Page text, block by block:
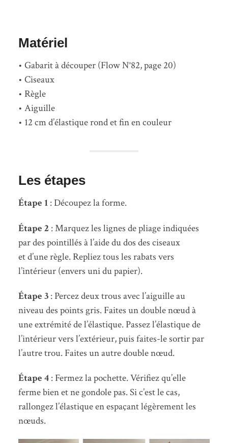
Matériel
• Gabarit à découper (Flow N°82, page 20)
• Ciseaux
• Règle
• Aiguille
• 12 cm d’élastique rond et fin en couleur
Les étapes
Étape 1: Découpez la forme.
Étape 2 : Marquez les lignes de pliage indiquées
par des pointillés à l’aide du dos des ciseaux
et d’une règle. Repliez tous les rabats vers
l’intérieur (envers uni du papier).
Étape 3: Percez deux trous avec l’aiguille au
niveau des points gris. Faites un double nœud à
une extrémité de l’élastique. Passez l’élastique de
l’intérieur vers l’extérieur, puis faites-le sortir par
l’autre trou. Faites un autre double nœud.
Étape 4: Fermez la pochette. Vérifiez qu’elle
ferme bien et ne gondole pas. Si c’est le cas,
rallongez l’élastique en espaçant légèrement les
nœuds.